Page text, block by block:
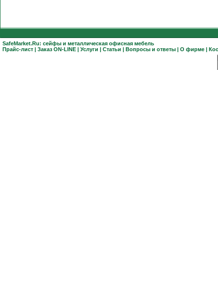
SafeMarket.Ru: сейфы и металлическая офисная мебель
Прайс-лист | Заказ ON-LINE | Услуги | Статьи | Вопросы и ответы | О фирме |